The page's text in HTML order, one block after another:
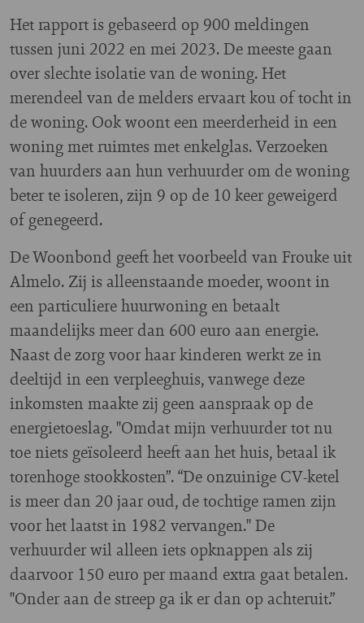
Het rapport is gebaseerd op 900 meldingen
tussen juni 2022 en mei 2023. De meeste gaan
over slechte isolatie van de woning. Het
merendeel van de melders ervaart kou of tocht in
de woning. Ook woont een meerderheid in een
woning met ruimtes met enkelglas. Verzoeken
van huurders aan hun verhuurder om de woning
beter te isoleren, zijn 9 op de 10 keer geweigerd
of genegeerd.
De Woonbond geeft het voorbeeld van Frouke uit
Almelo. Zij is alleenstaande moeder, woont in
een particuliere huurwoning en betaalt
maandelijks meer dan 600 euro aan energie.
Naast de zorg voor haar kinderen werkt ze in
deeltijd in een verpleeghuis, vanwege deze
inkomsten maakte zij geen aanspraak op de
energietoeslag. "Omdat mijn verhuurder tot nu
toe niets geïsoleerd heeft aan het huis, betaal ik
torenhoge stookkosten”. “De onzuinige CV-ketel
is meer dan 20 jaar oud, de tochtige ramen zijn
voor het laatst in 1982 vervangen." De
verhuurder wil alleen iets opknappen als zij
daarvoor 150 euro per maand extra gaat betalen.
"Onder aan de streep ga ik er dan op achteruit.”